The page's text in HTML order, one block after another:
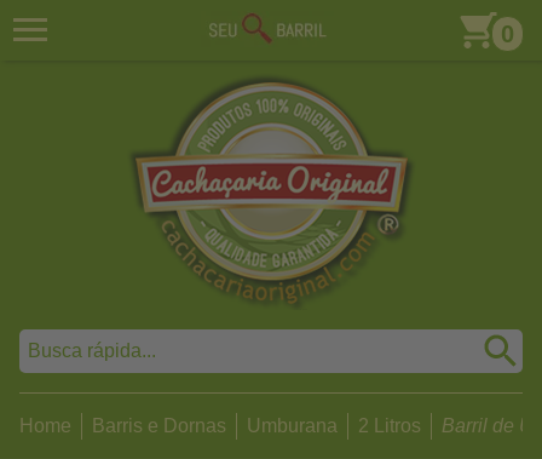
0
Home Barris e Dornas Umburana 2 Litros Barril de